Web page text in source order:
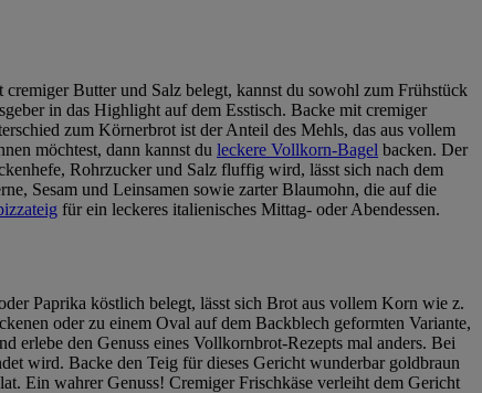
Butter und Salz belegt, kannst du sowohl zum Frühstück
in das Highlight auf dem Esstisch. Backe mit cremiger
zum Körnerbrot ist der Anteil des Mehls, das aus vollem
möchtest, dann kannst du leckere Vollkorn-Bagel backen. Der
Rohrzucker und Salz fluffig wird, lässt sich nach dem
Sesam und Leinsamen sowie zarter Blaumohn, die auf die
für ein leckeres italienisches Mittag- oder Abendessen.
Paprika köstlich belegt, lässt sich Brot aus vollem Korn wie z.
oder zu einem Oval auf dem Backblech geformten Variante,
erlebe den Genuss eines Vollkornbrot-Rezepts mal anders. Bei
wird. Backe den Teig für dieses Gericht wunderbar goldbraun
Ein wahrer Genuss! Cremiger Frischkäse verleiht dem Gericht